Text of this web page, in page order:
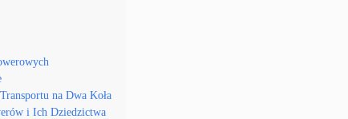
na Dwa Koła
i Ich Dziedzictwa